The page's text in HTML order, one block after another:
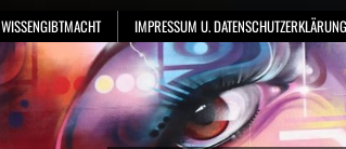
WISSENGIBTMACHT IMPRESSUM U. DATENSCHUTZERKLÄRUNG